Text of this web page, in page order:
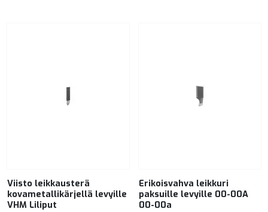
Viisto leikkausterä
kovametallikärjellä levyille
VHM Liliput
Erikoisvahva leikkuri
paksuille levyille 00-00A
00-00a